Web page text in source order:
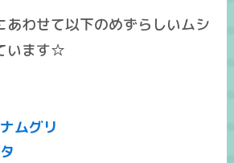
あわせて以下のめずらしいムシ
います☆
ムグリ